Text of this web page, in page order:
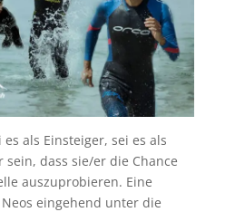
als Einsteiger, sei es als
dass sie/er die Chance
auszuprobieren. Eine
eingehend unter die